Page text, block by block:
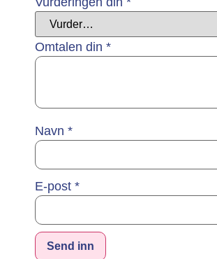
Omtalen din *
Navn *
E-post *